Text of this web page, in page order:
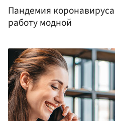
Пандемия
работу модной